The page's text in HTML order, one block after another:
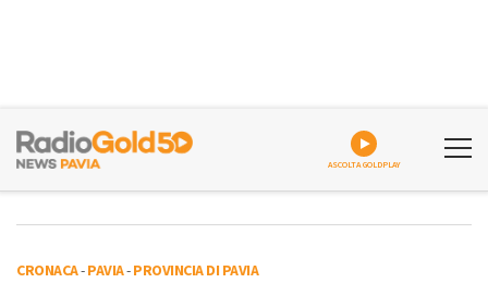
ASCOLTA GOLDPLAY
CRONACA-PAVIA-PROVINCIA DI PAVIA